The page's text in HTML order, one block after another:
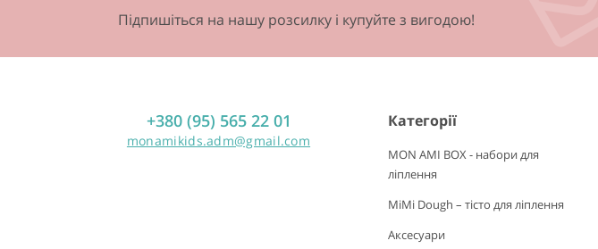
Підпишіться на нашу розсилку і купуйте з вигодою!
+380 (95) 565 22 01
monamikids.adm@gmail.com
Категорії
MON AMI BOX - набори для
ліплення
MiMi Dough – тісто для ліплення
Аксесуари